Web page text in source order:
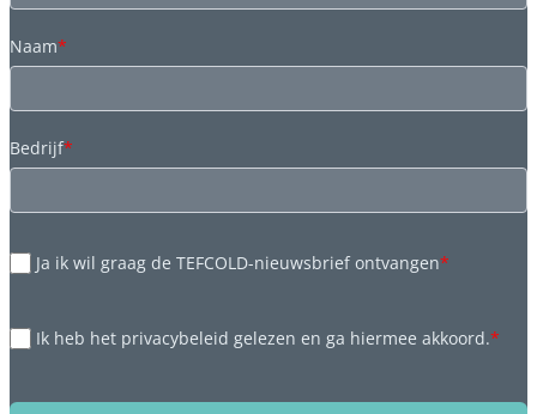
Naam*
Bedrijf*
Ja ik wil graag de TEFCOLD-nieuwsbrief ontvangen*
Ik heb het privacybeleid gelezen en ga hiermee akkoord.*